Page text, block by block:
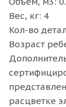
Вес, кг: 4
Кол-во
Возраст
расцветке